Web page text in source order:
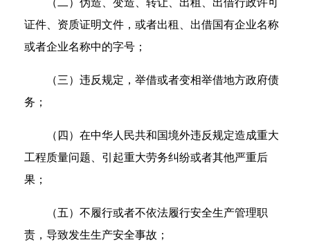
（二）伪造、变造、转让、出租、出借行政许可
证件、资质证明文件，或者出租、出借国有企业名称
或者企业名称中的字号；
（三）违反规定，举借或者变相举借地方政府债
务；
（四）在中华人民共和国境外违反规定造成重大
工程质量问题、引起重大劳务纠纷或者其他严重后
果；
（五）不履行或者不依法履行安全生产管理职
责，导致发生生产安全事故；